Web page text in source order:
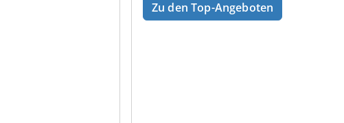
Zu den Top-Angeboten